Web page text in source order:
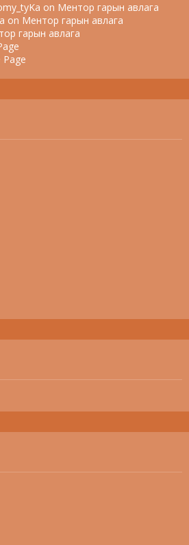
on Ментор гарын авлага
on Ментор гарын авлага
гарын авлага
Page